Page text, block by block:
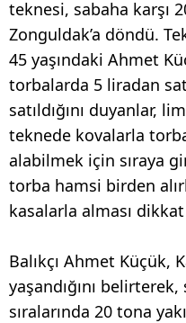
teknesi, sabaha karşı
Zonguldak’a döndü.
45 yaşındaki Ahmet
torbalarda 5 liradan
satıldığını duyanlar,
teknede kovalarla
alabilmek için sıraya
torba hamsi birden
kasalarla alması
Balıkçı Ahmet Küçük,
yaşandığını
sıralarında 20 tona